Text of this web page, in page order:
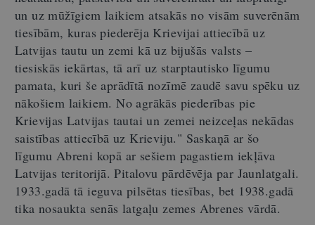
un uz mūžīgiem laikiem atsakās no visām suverēnām
tiesībām, kuras piederēja Krievijai attiecībā uz
Latvijas tautu un zemi kā uz bijušās valsts –
tiesiskās iekārtas, tā arī uz starptautisko līgumu
pamata, kuri še aprādītā nozīmē zaudē savu spēku uz
nākošiem laikiem. No agrākās piederības pie
Krievijas Latvijas tautai un zemei neizceļas nekādas
saistības attiecībā uz Krieviju." Saskaņā ar šo
līgumu Abreni kopā ar sešiem pagastiem iekļāva
Latvijas teritorijā. Pitalovu pārdēvēja par Jaunlatgali.
1933.gadā tā ieguva pilsētas tiesības, bet 1938.gadā
tika nosaukta senās latgaļu zemes Abrenes vārdā.